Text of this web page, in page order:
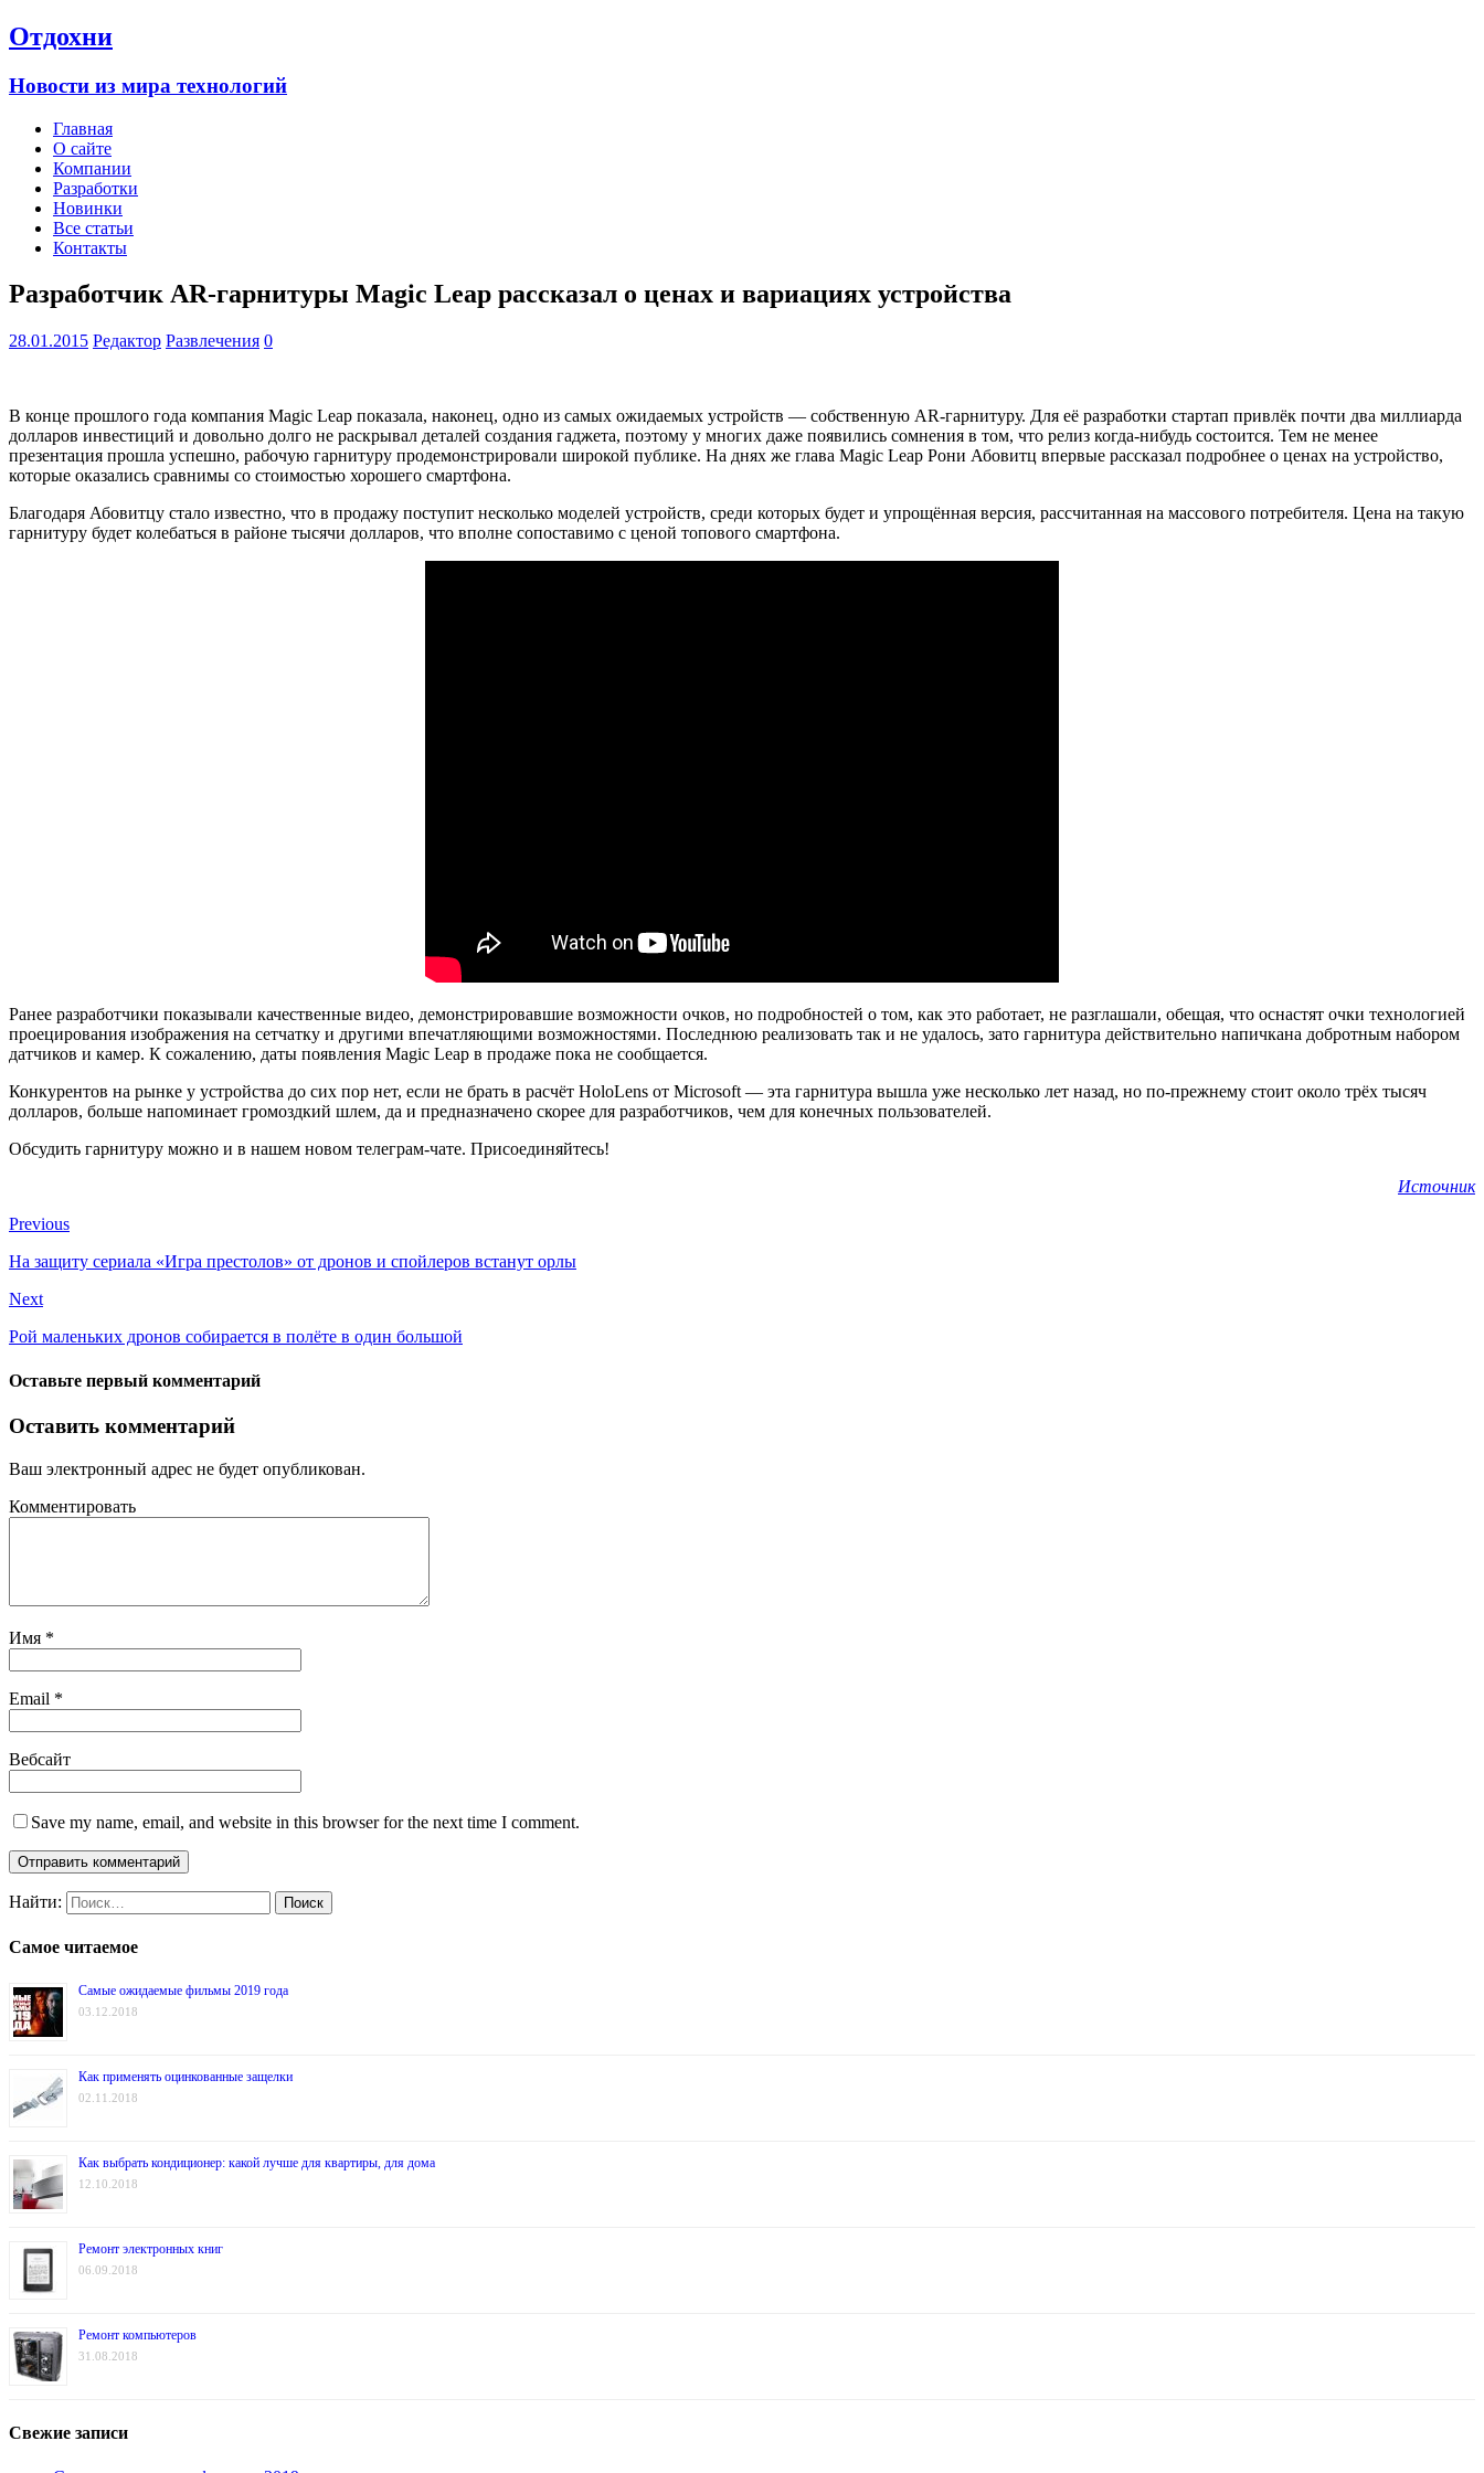
Отдохни
Новости из мира технологий
Главная
О сайте
Компании
Разработки
Новинки
Все статьи
Контакты
Разработчик AR-гарнитуры Magic Leap рассказал о ценах и вариациях устройства
28.01.2015 Редактор Развлечения 0
В конце прошлого года компания Magic Leap показала, наконец, одно из самых ожидаемых устройств — собственную AR-гарнитуру. Для её разработки стартап привлёк почти два миллиарда
долларов инвестиций и довольно долго не раскрывал деталей создания гаджета, поэтому у многих даже появились сомнения в том, что релиз когда-нибудь состоится. Тем не менее
презентация прошла успешно, рабочую гарнитуру продемонстрировали широкой публике. На днях же глава Magic Leap Рони Абовитц впервые рассказал подробнее о ценах на устройство,
которые оказались сравнимы со стоимостью хорошего смартфона.
Благодаря Абовитцу стало известно, что в продажу поступит несколько моделей устройств, среди которых будет и упрощённая версия, рассчитанная на массового потребителя. Цена на такую
гарнитуру будет колебаться в районе тысячи долларов, что вполне сопоставимо с ценой топового смартфона.
Ранее разработчики показывали качественные видео, демонстрировавшие возможности очков, но подробностей о том, как это работает, не разглашали, обещая, что оснастят очки технологией
проецирования изображения на сетчатку и другими впечатляющими возможностями. Последнюю реализовать так и не удалось, зато гарнитура действительно напичкана добротным набором
датчиков и камер. К сожалению, даты появления Magic Leap в продаже пока не сообщается.
Конкурентов на рынке у устройства до сих пор нет, если не брать в расчёт HoloLens от Microsoft — эта гарнитура вышла уже несколько лет назад, но по-прежнему стоит около трёх тысяч
долларов, больше напоминает громоздкий шлем, да и предназначено скорее для разработчиков, чем для конечных пользователей.
Обсудить гарнитуру можно и в нашем новом телеграм-чате. Присоединяйтесь!
Источник
Previous
На защиту сериала «Игра престолов» от дронов и спойлеров встанут орлы
Next
Рой маленьких дронов собирается в полёте в один большой
Оставьте первый комментарий
Оставить комментарий
Ваш электронный адрес не будет опубликован.
Комментировать
Имя *
Email *
Вебсайт
Save my name, email, and website in this browser for the next time I comment.
Найти:
Самое читаемое
Самые ожидаемые фильмы 2019 года
03.12.2018
Как применять оцинкованные защелки
02.11.2018
Как выбрать кондиционер: какой лучше для квартиры, для дома
12.10.2018
Ремонт электронных книг
06.09.2018
Ремонт компьютеров
31.08.2018
Свежие записи